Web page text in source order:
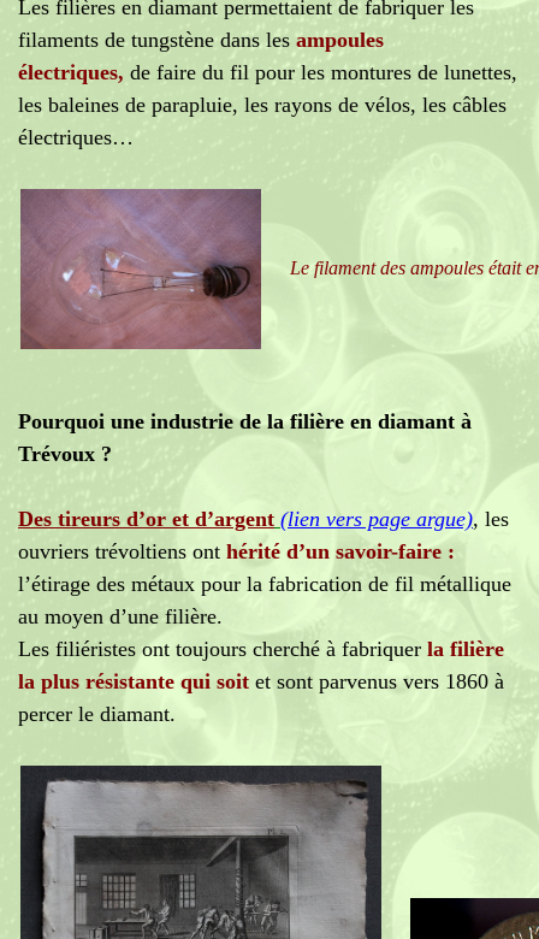
Les filières en diamant permettaient de fabriquer les
filaments de tungstène dans les ampoules
électriques, de faire du fil pour les montures de lunettes,
les baleines de parapluie, les rayons de vélos, les câbles
électriques…
Le filament des ampoules était
Pourquoi une industrie de la filière en diamant à
Trévoux ?
Des tireurs d’or et d’argent (lien vers page argue), les
ouvriers trévoltiens ont hérité d’un savoir-faire :
l’étirage des métaux pour la fabrication de fil métallique
au moyen d’une filière.
Les filiéristes ont toujours cherché à fabriquer la filière
la plus résistante qui soit et sont parvenus vers 1860 à
percer le diamant.